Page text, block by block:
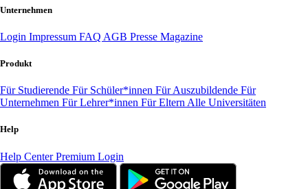
Unternehmen
Login Impressum FAQ AGB Presse Magazine
Produkt
Für Studierende Für Schüler*innen Für Auszubildende Für
Unternehmen Für Lehrer*innen Für Eltern Alle Universitäten
Help
Help CenterPremium Login